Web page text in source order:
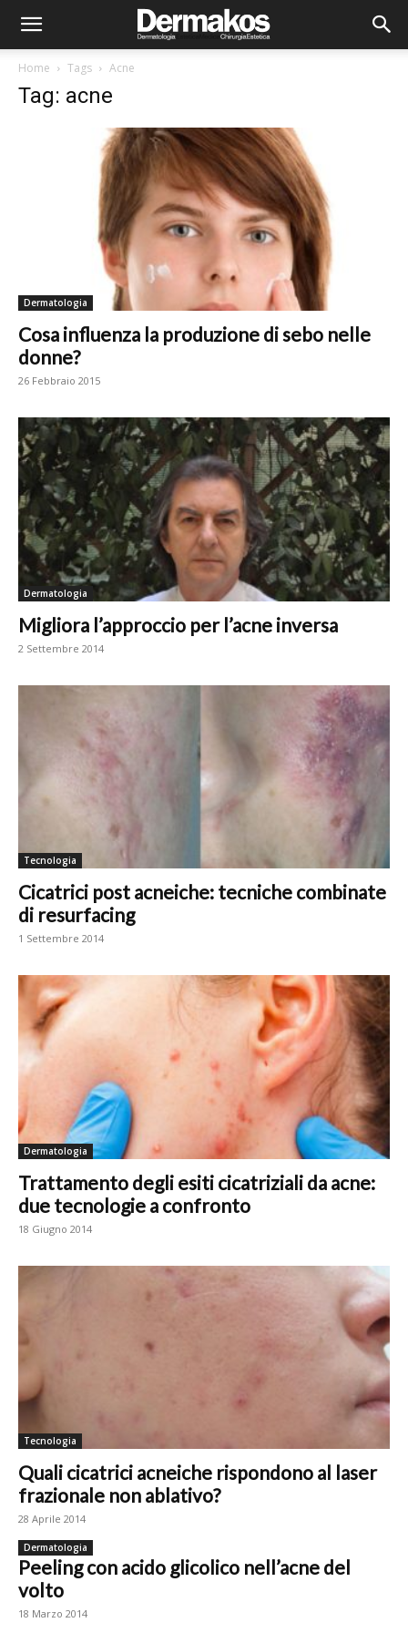
Home Tags Acne
Tag: acne
Dermatologia
Cosa influenza la produzione di sebo nelle
donne?
26 Febbraio 2015
Dermatologia
Migliora l’approccio per l’acne inversa
2 Settembre 2014
Tecnologia
Cicatrici post acneiche: tecniche combinate
di resurfacing
1 Settembre 2014
Dermatologia
Trattamento degli esiti cicatriziali da acne:
due tecnologie a confronto
18 Giugno 2014
Tecnologia
Quali cicatrici acneiche rispondono al laser
frazionale non ablativo?
28 Aprile 2014
Dermatologia
Peeling con acido glicolico nell’acne del
volto
18 Marzo 2014